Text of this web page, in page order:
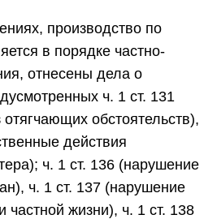
производство по
в порядке частно-
отнесены дела о
ч. 1 ст. 131
обстоятельств),
действия
ч. 1 ст. 136 (нарушение
ч. 1 ст. 137 (нарушение
частной жизни), ч. 1 ст. 138